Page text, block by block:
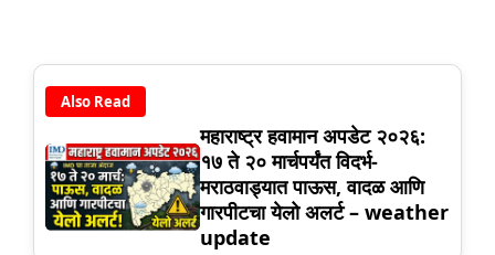
Also Read
महाराष्ट्र हवामान अपडेट २०२६:
१७ ते २० मार्चपर्यंत विदर्भ-
मराठवाड्यात पाऊस, वादळ आणि
गारपीटचा येलो अलर्ट – weather
update